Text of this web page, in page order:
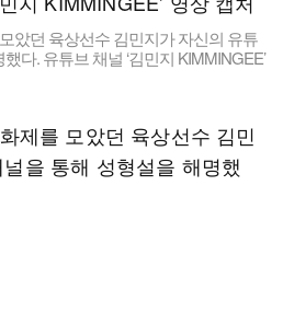
았던 육상선수 김민지가 자신의 유튜
다. 유튜브 채널 ‘김민지 KIMMINGEE’
제를 모았던 육상선수 김민
을 통해 성형설을 해명했